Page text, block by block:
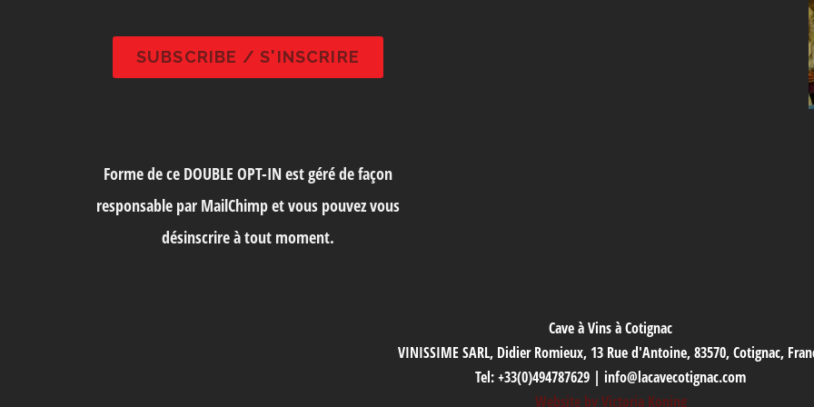
Forme de ce DOUBLE OPT-IN est géré de façon
responsable par MailChimp et vous pouvez vous
désinscrire à tout moment.
Cave à Vins à Cotignac
VINISSIME SARL, Didier Romieux, 13 Rue d'Antoine, 83570, Cotignac,
Tel: +33(0)494787629 | info@lacavecotignac.com
Website by Victoria Koning